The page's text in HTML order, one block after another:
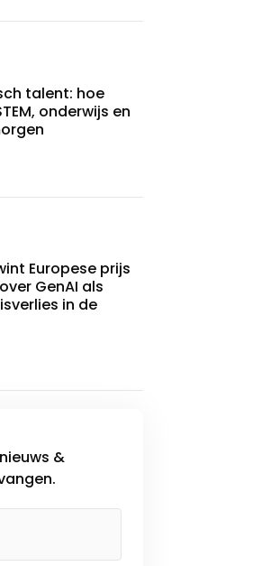
talent: hoe
onderwijs en
Europese prijs
GenAI als
in de
&